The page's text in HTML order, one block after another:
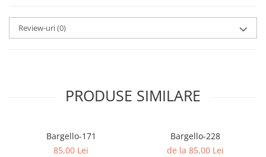
Review-uri(0)
PRODUSE SIMILARE
Bargello-171
85,00 Lei
Bargello-228
de la 85,00 Lei